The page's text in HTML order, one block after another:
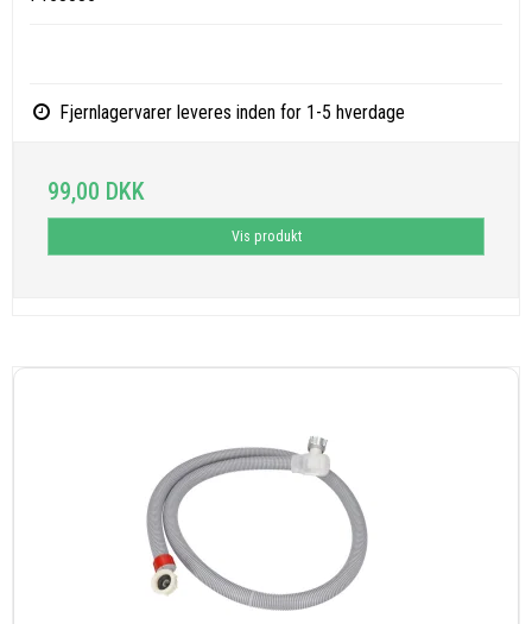
Fjernlagervarer leveres inden for 1-5 hverdage
99,00 DKK
Vis produkt